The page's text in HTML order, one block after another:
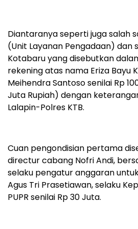
Diantaranya seperti juga salah
(Unit Layanan Pengadaan) dan
Kotabaru yang disebutkan
rekening atas nama Eriza Bayu
Meihendra Santoso senilai Rp
Juta Rupiah) dengan
Lalapin-Polres KTB.
Cuan pengondisian pertama
directur cabang Nofri Andi,
selaku pengatur anggaran
Agus Tri Prasetiawan, selaku
PUPR senilai Rp 30 Juta.